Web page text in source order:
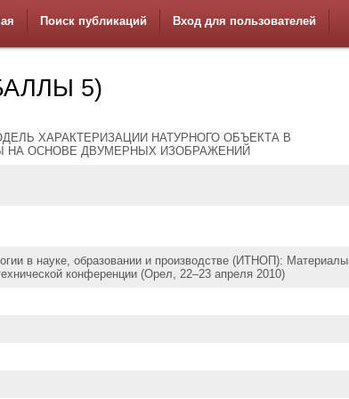
Поиск публикаций Вход для пользователей
5)
ХАРАКТЕРИЗАЦИИ НАТУРНОГО ОБЪЕКТА В
НА ОСНОВЕ ДВУМЕРНЫХ ИЗОБРАЖЕНИЙ
в науке, образовании и производстве (ИТНОП): Материалы
конференции (Орел, 22–23 апреля 2010)